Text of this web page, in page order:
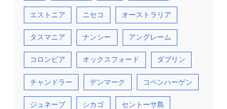
エストニア ニセコ オーストラリア
タスマニア ナンシー アングレーム
コロンビア オックスフォード ダブリン
チャンドラー デンマーク コペンハーゲン
ジュネーブ シカゴ セントーサ島